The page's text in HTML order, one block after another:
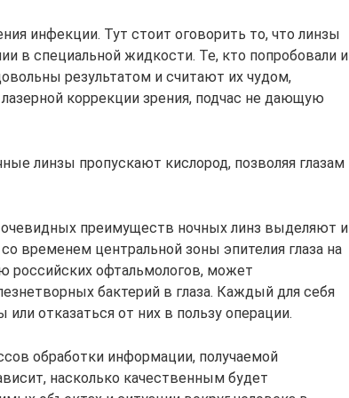
инфекции. Тут стоит оговорить то, что линзы
в специальной жидкости. Те, кто попробовали и
результатом и считают их чудом,
коррекции зрения, подчас не дающую
линзы пропускают кислород, позволяя глазам
преимуществ ночных линз выделяют и
временем центральной зоны эпителия глаза на
российских офтальмологов, может
бактерий в глаза. Каждый для себя
отказаться от них в пользу операции.
обработки информации, получаемой
насколько качественным будет